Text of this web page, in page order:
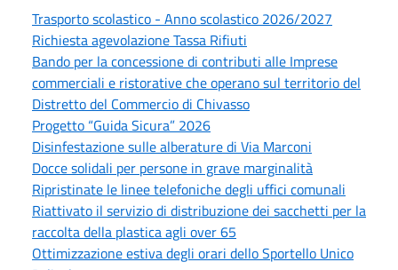
Trasporto scolastico - Anno scolastico 2026/2027
Richiesta agevolazione Tassa Rifiuti
Bando per la concessione di contributi alle Imprese
commerciali e ristorative che operano sul territorio del
Distretto del Commercio di Chivasso
Progetto “Guida Sicura” 2026
Disinfestazione sulle alberature di Via Marconi
Docce solidali per persone in grave marginalità
Ripristinate le linee telefoniche degli uffici comunali
Riattivato il servizio di distribuzione dei sacchetti per la
raccolta della plastica agli over 65
Ottimizzazione estiva degli orari dello Sportello Unico